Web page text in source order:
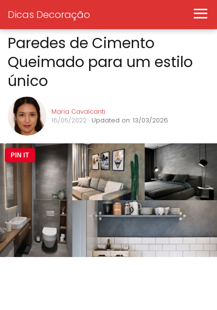
Dicas Decoração
Paredes de Cimento
Queimado para um estilo
único
Maria Cavalcanti
16/05/2022 · Updated on: 13/03/2026
PIN IT